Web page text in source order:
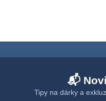
📬
Tipy na dárky a